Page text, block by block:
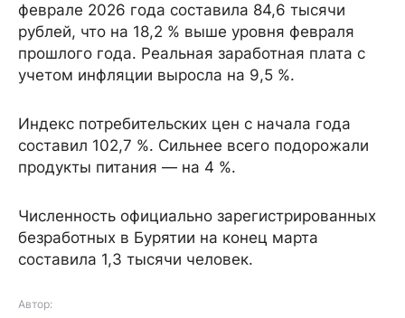
феврале 2026 года составила 84,6 тысячи
рублей, что на 18,2 % выше уровня февраля
прошлого года. Реальная заработная плата с
учетом инфляции выросла на 9,5 %.
Индекс потребительских цен с начала года
составил 102,7 %. Сильнее всего подорожали
продукты питания — на 4 %.
Численность официально зарегистрированных
безработных в Бурятии на конец марта
составила 1,3 тысячи человек.
Автор: